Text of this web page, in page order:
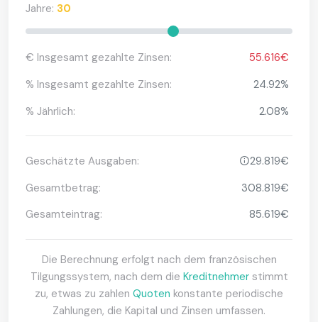
Jahre: 30
€ Insgesamt gezahlte Zinsen:
55.616€
% Insgesamt gezahlte Zinsen:
24.92%
% Jährlich:
2.08%
Geschätzte Ausgaben:
29.819€
Gesamtbetrag:
308.819€
Gesamteintrag:
85.619€
Die Berechnung erfolgt nach dem französischen
Tilgungssystem, nach dem die Kreditnehmerstimmt
zu, etwas zu zahlen Quoten konstante periodische
Zahlungen, die Kapital und Zinsen umfassen.